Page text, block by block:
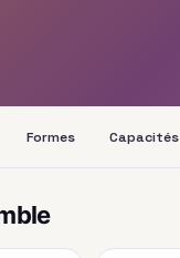
Formes Capacités